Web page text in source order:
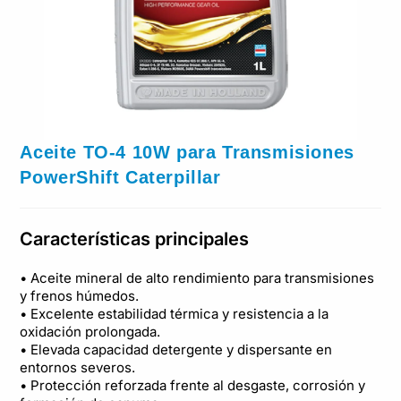
Aceite TO-4 10W para Transmisiones
PowerShift Caterpillar
Características principales
• Aceite mineral de alto rendimiento para transmisiones
y frenos húmedos.
• Excelente estabilidad térmica y resistencia a la
oxidación prolongada.
• Elevada capacidad detergente y dispersante en
entornos severos.
• Protección reforzada frente al desgaste, corrosión y